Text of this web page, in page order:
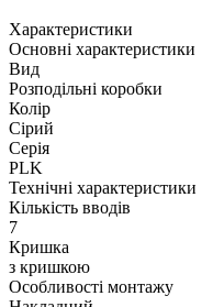
Характеристики
Основні характеристики
Вид
Розподільні коробки
Колір
Сірий
Серія
PLK
Технічні характеристики
Кількість вводів
7
Кришка
з кришкою
Особливості монтажу